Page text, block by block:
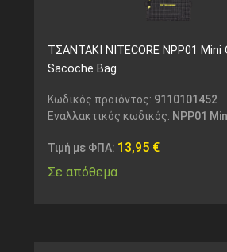
ΤΣΑΝΤΑΚΙ NITECORE NPP01 Mini
Sacoche Bag
Κωδικός προϊόντος: 9110101452
Εναλλακτικός κωδικός: NPP01
Τιμή με ΦΠΑ: 13,95 €
Σε απόθεμα